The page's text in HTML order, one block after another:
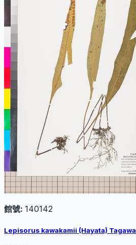
館號: 140142
Lepisorus kawakamii (Hayata) Tagawa